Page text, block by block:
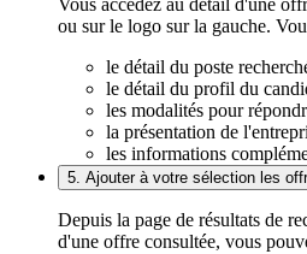
Vous accédez au détail d'une
ou sur le logo sur la gauche.
le détail du poste
le détail du profil du
les modalités pour
la présentation de
les informations
5. Ajouter à votre sélection les
Depuis la page de résultats de
d'une offre consultée, vous